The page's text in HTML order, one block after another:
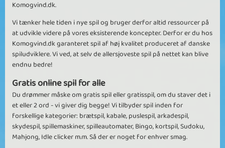
Komogvind.dk.
Vi tænker hele tiden i nye spil og bruger derfor altid ressourcer på
at udvikle videre på vores eksisterende koncepter. Derfor er du hos
Komogvind.dk garanteret spil af høj kvalitet produceret af danske
spiludviklere. Vi ved, at selv de allersjoveste spil på nettet kan blive
endnu bedre!
Gratis online spil for alle
Du drømmer måske om gratis spil eller gratisspil, om du staver det i
et eller 2 ord - vi giver dig begge! Vi tilbyder spil inden for
forskellige kategorier: brætspil, kabale, puslespil, arkadespil,
skydespil, spillemaskiner, spilleautomater, Bingo, kortspil, Sudoku,
Mahjong, Idle clicker m.m. Så der er noget for enhver smag.